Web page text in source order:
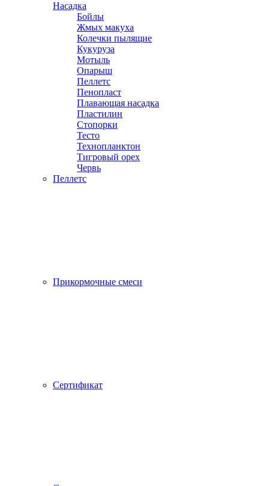
Насадка
Бойлы
Жмых макуха
Колечки пылящие
Кукуруза
Мотыль
Опарыш
Пеллетс
Пенопласт
Плавающая насадка
Пластилин
Стопорки
Тесто
Технопланктон
Тигровый орех
Червь
Пеллетс
Прикормочные смеси
Сертификат